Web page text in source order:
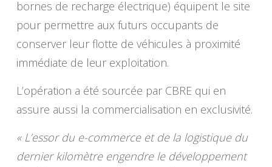
bornes de recharge électrique) équipent le site
pour permettre aux futurs occupants de
conserver leur flotte de véhicules à proximité
immédiate de leur exploitation.
L’opération a été sourcée par CBRE qui en
assure aussi la commercialisation en exclusivité.
« L’essor du e-commerce et de la logistique du
dernier kilomètre engendre le développement